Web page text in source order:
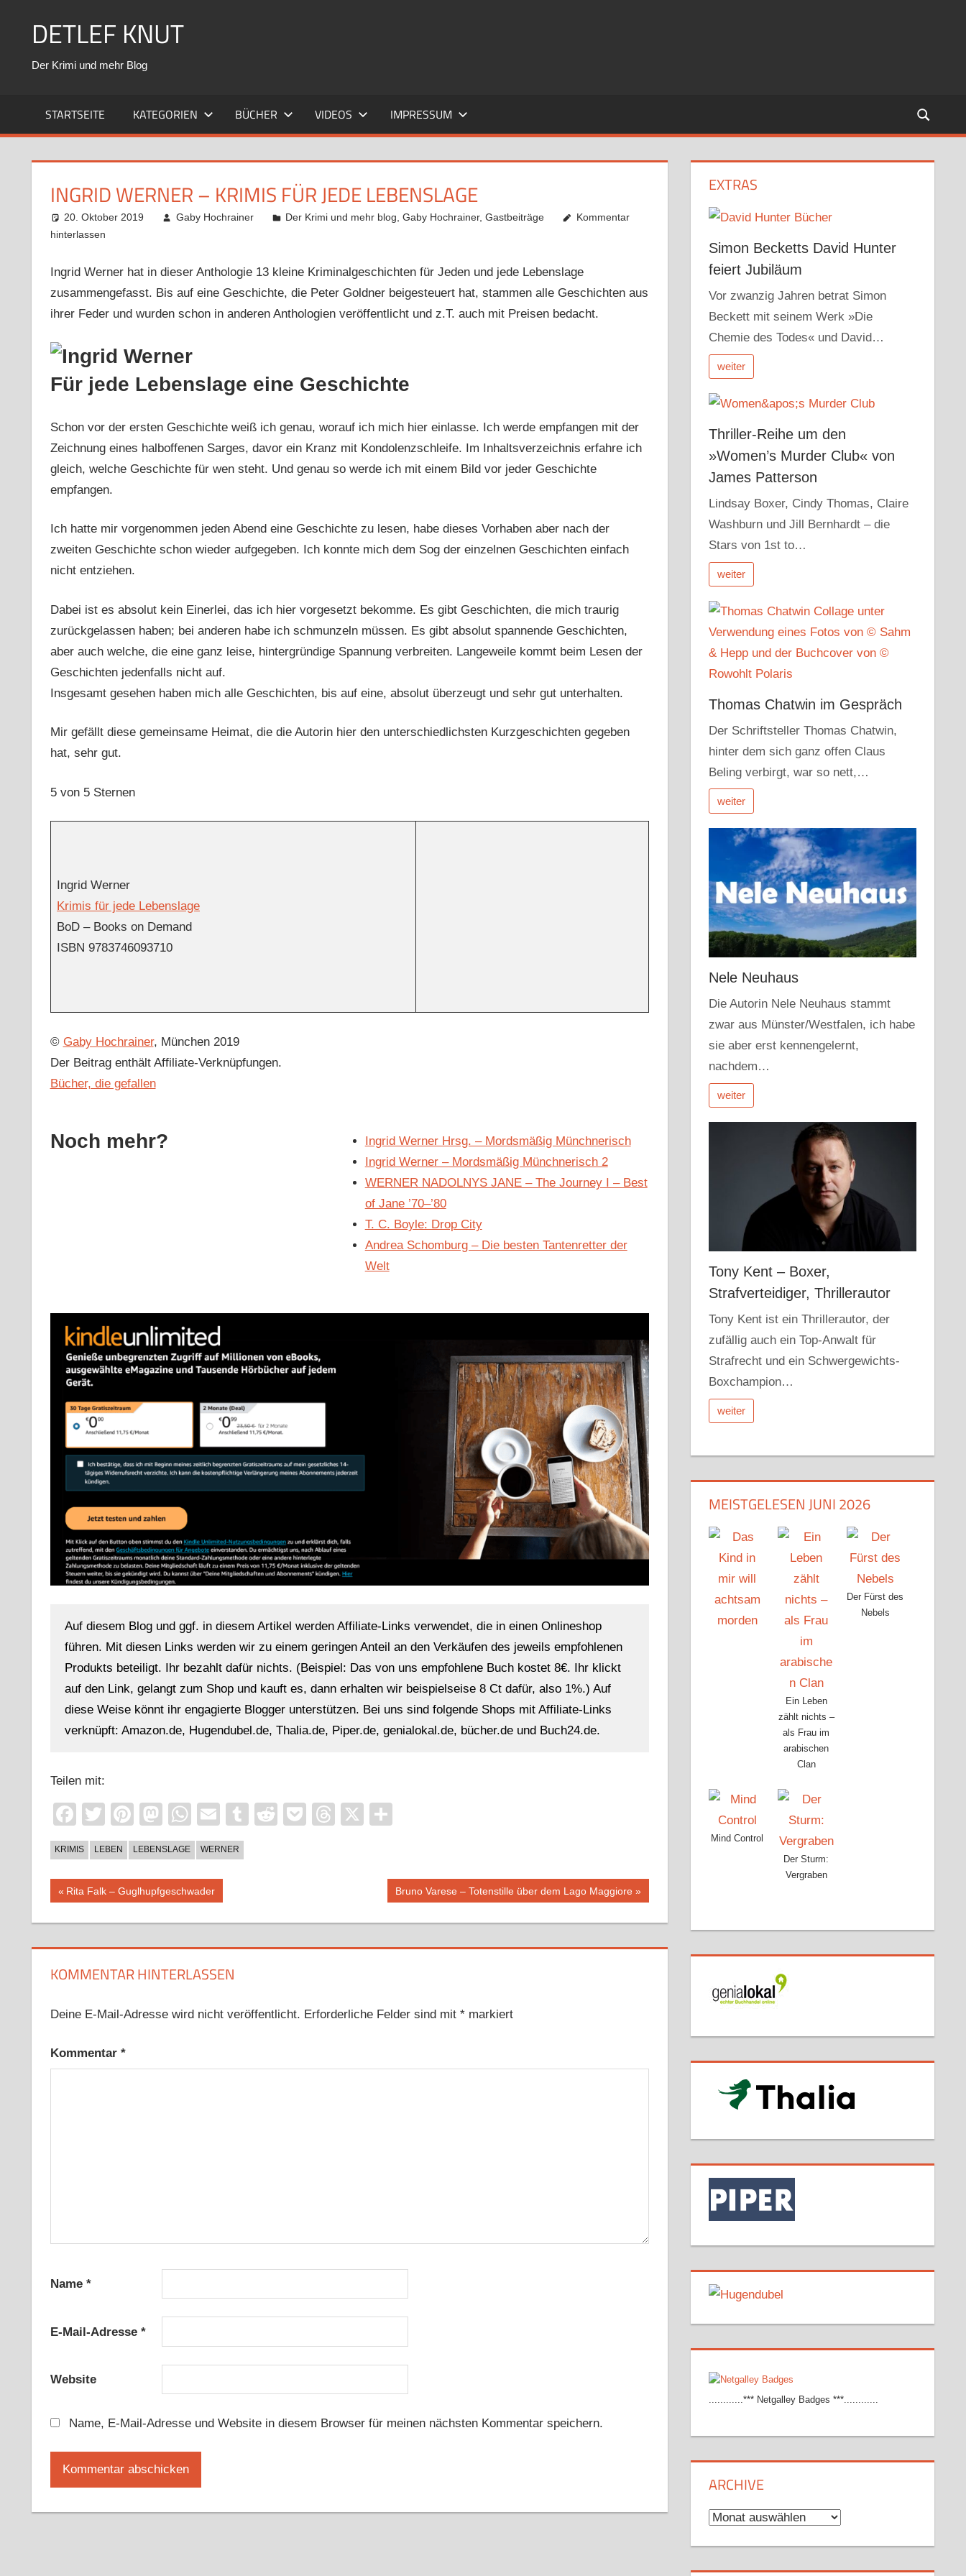
DETLEF KNUT
Der Krimi und mehr Blog
STARTSEITE KATEGORIEN BÜCHER VIDEOS IMPRESSUM
INGRID WERNER – KRIMIS FÜR JEDE LEBENSLAGE
20. Oktober 2019 Gaby Hochrainer Der Krimi und mehr blog ,Gaby Hochrainer,Gastbeiträge
Kommentar
hinterlassen
Ingrid Werner hat in dieser Anthologie 13 kleine Kriminalgeschichten für Jeden und jede Lebenslage
zusammengefasst. Bis auf eine Geschichte, die Peter Goldner beigesteuert hat, stammen alle Geschichten aus
ihrer Feder und wurden schon in anderen Anthologien veröffentlicht und z.T. auch mit Preisen bedacht.
Für jede Lebenslage eine Geschichte
Schon vor der ersten Geschichte weiß ich genau, worauf ich mich hier einlasse. Ich werde empfangen mit der
Zeichnung eines halboffenen Sarges, davor ein Kranz mit Kondolenzschleife. Im Inhaltsverzeichnis erfahre ich
gleich, welche Geschichte für wen steht. Und genau so werde ich mit einem Bild vor jeder Geschichte
empfangen.
Ich hatte mir vorgenommen jeden Abend eine Geschichte zu lesen, habe dieses Vorhaben aber nach der
zweiten Geschichte schon wieder aufgegeben. Ich konnte mich dem Sog der einzelnen Geschichten einfach
nicht entziehen.
Dabei ist es absolut kein Einerlei, das ich hier vorgesetzt bekomme. Es gibt Geschichten, die mich traurig
zurückgelassen haben; bei anderen habe ich schmunzeln müssen. Es gibt absolut spannende Geschichten,
aber auch welche, die eine ganz leise, hintergründige Spannung verbreiten. Langeweile kommt beim Lesen der
Geschichten jedenfalls nicht auf.
Insgesamt gesehen haben mich alle Geschichten, bis auf eine, absolut überzeugt und sehr gut unterhalten.
Mir gefällt diese gemeinsame Heimat, die die Autorin hier den unterschiedlichsten Kurzgeschichten gegeben
hat, sehr gut.
5 von 5 Sternen
Ingrid Werner
Krimis für jede Lebenslage
BoD – Books on Demand
ISBN 9783746093710
© Gaby Hochrainer, München 2019
Der Beitrag enthält Affiliate-Verknüpfungen.
Bücher, die gefallen
Noch mehr?
Ingrid Werner Hrsg. – Mordsmäßig Münchnerisch
Ingrid Werner – Mordsmäßig Münchnerisch 2
WERNER NADOLNYS JANE – The Journey I – Best
of Jane ’70–’80
T. C. Boyle: Drop City
Andrea Schomburg – Die besten Tantenretter der
Welt
Auf diesem Blog und ggf. in diesem Artikel werden Affiliate-Links verwendet, die in einen Onlineshop
führen. Mit diesen Links werden wir zu einem geringen Anteil an den Verkäufen des jeweils empfohlenen
Produkts beteiligt. Ihr bezahlt dafür nichts. (Beispiel: Das von uns empfohlene Buch kostet 8€. Ihr klickt
auf den Link, gelangt zum Shop und kauft es, dann erhalten wir beispielseise 8 Ct dafür, also 1%.) Auf
diese Weise könnt ihr engagierte Blogger unterstützen. Bei uns sind folgende Shops mit Affiliate-Links
verknüpft: Amazon.de, Hugendubel.de, Thalia.de, Piper.de, genialokal.de, bücher.de und Buch24.de.
Teilen mit:
Facebook
TwitterPinterest
Mastodon
WhatsApp
EmailTumblr
RedditPocketThreads
X
KRIMIS LEBEN LEBENSLAGE WERNER
Beitragsnavigation
Vorheriger
Rita Falk – Guglhupfgeschwader
Nächster
Bruno Varese – Totenstille über dem Lago Maggiore
KOMMENTAR HINTERLASSEN
Deine E-Mail-Adresse wird nicht veröffentlicht. Erforderliche Felder sind mit *markiert
Kommentar *
Name *
E-Mail-Adresse *
Website
Name, E-Mail-Adresse und Website in diesem Browser für meinen nächsten Kommentar speichern.
EXTRAS
Simon Becketts David Hunter
feiert Jubiläum
Vor zwanzig Jahren betrat Simon
Beckett mit seinem Werk »Die
Chemie des Todes« und David…
weiter
Thriller-Reihe um den
»Women’s Murder Club« von
James Patterson
Lindsay Boxer, Cindy Thomas, Claire
Washburn und Jill Bernhardt – die
Stars von 1st to…
weiter
Thomas Chatwin im Gespräch
Der Schriftsteller Thomas Chatwin,
hinter dem sich ganz offen Claus
Beling verbirgt, war so nett,…
weiter
Nele Neuhaus
Die Autorin Nele Neuhaus stammt
zwar aus Münster/Westfalen, ich habe
sie aber erst kennengelernt,
nachdem…
weiter
Tony Kent – Boxer,
Strafverteidiger, Thrillerautor
Tony Kent ist ein Thrillerautor, der
zufällig auch ein Top-Anwalt für
Strafrecht und ein Schwergewichts-
Boxchampion…
weiter
MEISTGELESEN JUNI 2026
Ein Leben
zählt nichts –
als Frau im
arabischen
Clan
Der Fürst des
Nebels
Mind Control
Der Sturm:
Vergraben
............*** Netgalley Badges ***............
ARCHIVE
Archive